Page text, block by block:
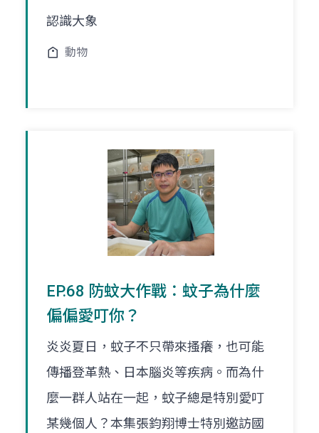
認識大象
動物
EP.68 防蚊大作戰：蚊子為什麼
偏偏愛叮你？
炎炎夏日，蚊子不只帶來搔癢，也可能
傳播登革熱、日本腦炎等疾病。而為什
麼一群人站在一起，蚊子總是特別愛叮
某幾個人？本集張鈞翔博士特別邀訪國